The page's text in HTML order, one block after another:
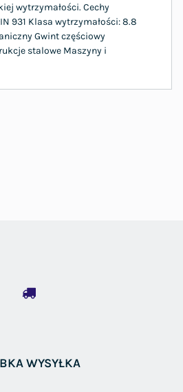
wytrzymałości. Cechy
931 Klasa wytrzymałości: 8.8
Gwint częściowy
stalowe Maszyny i
WYSYŁKA